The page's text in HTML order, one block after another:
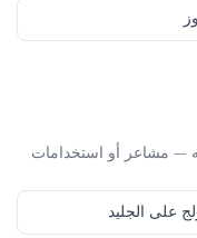
— مشاعر أو استخدامات
على الجليد